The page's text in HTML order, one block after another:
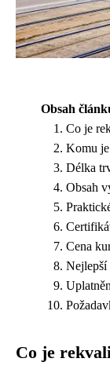
Obsah
Co je
Komu
Délka
Obsah
Cena
Nejlepší
Co je